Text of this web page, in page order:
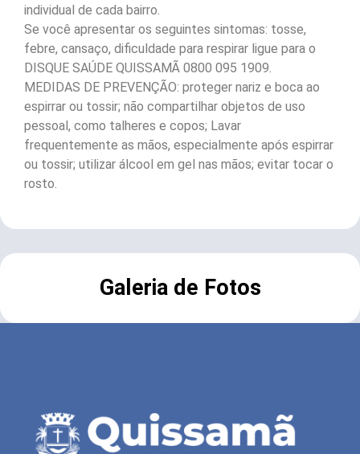
individual de cada bairro.
Se você apresentar os seguintes sintomas: tosse,
febre, cansaço, dificuldade para respirar ligue para o
DISQUE SAÚDE QUISSAMÃ 0800 095 1909.
MEDIDAS DE PREVENÇÃO: proteger nariz e boca ao
espirrar ou tossir; não compartilhar objetos de uso
pessoal, como talheres e copos; Lavar
frequentemente as mãos, especialmente após espirrar
ou tossir; utilizar álcool em gel nas mãos; evitar tocar o
rosto.
Galeria de Fotos